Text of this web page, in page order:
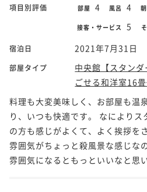
項目別評価 部屋 4 風呂 4
接客・サービス 5
宿泊日 2021年7月31日
部屋タイプ
中央館【スタン
ごせる和洋室16
料理も大変美味しく、お部屋も温
り、いつも快適です。 なにより
の方も感じがよくて、よく挨拶を
雰囲気がちょっと殺風景な感じな
雰囲気になるともっといいなと思い